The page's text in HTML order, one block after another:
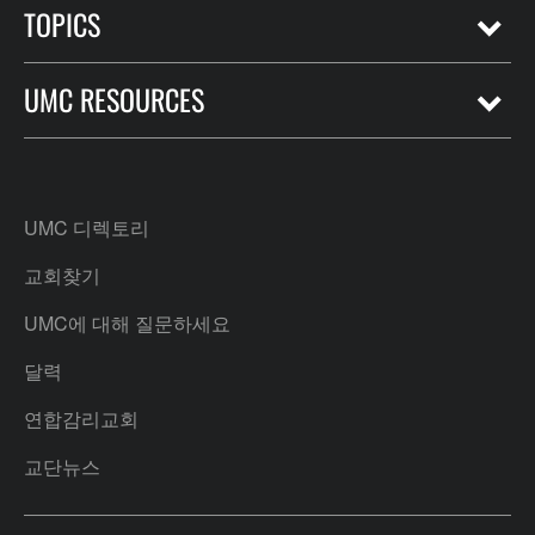
TOPICS
UMC RESOURCES
UMC 디렉토리
교회찾기
UMC에 대해 질문하세요
달력
연합감리교회
교단뉴스